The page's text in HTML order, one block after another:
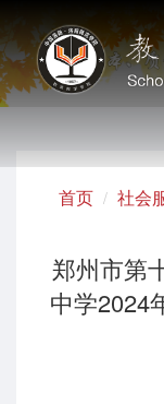
首页 社会
郑州市第
中学2024